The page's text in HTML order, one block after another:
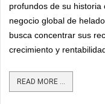
profundos de su
negocio global de
busca concentrar sus
crecimiento y
READ MORE ...